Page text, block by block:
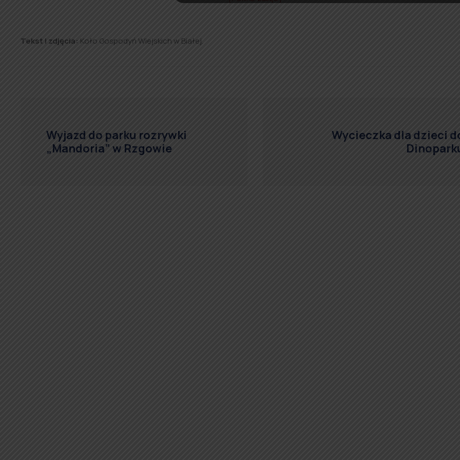
Tekst i zdjęcia: Koło Gospodyń Wiejskich w Białej.
Wyjazd do parku rozrywki
„Mandoria” w Rzgowie
Wycieczka dla dzieci